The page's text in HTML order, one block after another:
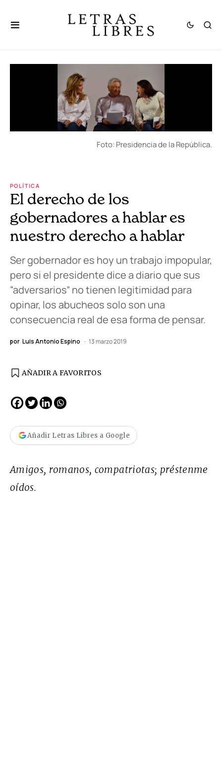
Foto: Presidencia de la República.
POLÍTICA
El derecho de los
gobernadores a hablar es
nuestro derecho a hablar
Ser gobernador es hoy un trabajo impopular,
pero si el presidente dice a diario que sus
“adversarios” no tienen legitimidad para
opinar, los abucheos solo son una
consecuencia real de esa forma de pensar.
por Luis Antonio Espino 13 marzo 2019
AÑADIR A FAVORITOS
Añadir Letras Libres a Google
Amigos, romanos, compatriotas; préstenme
oídos.